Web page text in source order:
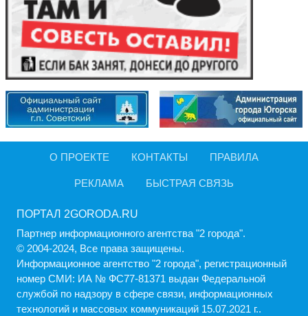
О ПРОЕКТЕ КОНТАКТЫ ПРАВИЛА
РЕКЛАМА БЫСТРАЯ СВЯЗЬ
ПОРТАЛ 2GORODA.RU
Партнер информационного агентства "2 города".
© 2004-2024, Все права защищены.
Информационное агентство "2 города", регистрационный
номер СМИ: ИА № ФС77-81371 выдан Федеральной
службой по надзору в сфере связи, информационных
технологий и массовых коммуникаций 15.07.2021 г..